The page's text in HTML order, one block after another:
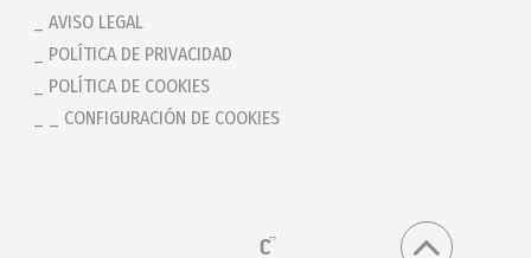
AVISO LEGAL
POLÍTICA DE PRIVACIDAD
POLÍTICA DE COOKIES
_ CONFIGURACIÓN DE COOKIES